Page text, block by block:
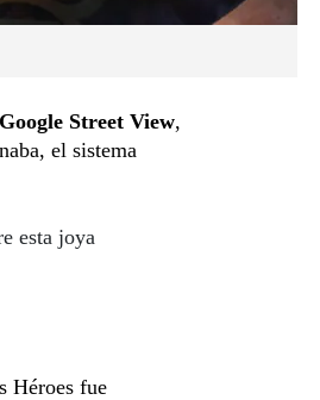
Google Street View,
el sistema
esta joya
Héroes fue